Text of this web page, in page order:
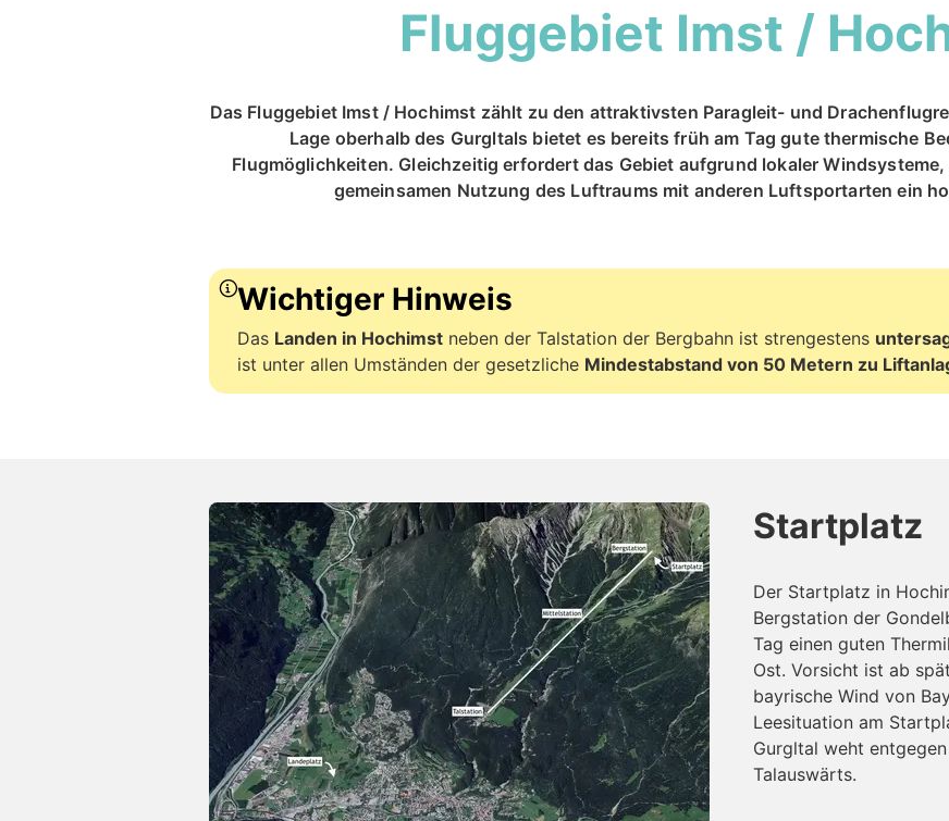
Fluggebiet Imst /
Das Fluggebiet Imst / Hochimst zählt zu den attraktivsten Paragleit- und
Lage oberhalb des Gurgltals bietet es bereits früh am Tag gute thermische
Flugmöglichkeiten. Gleichzeitig erfordert das Gebiet aufgrund lokaler
gemeinsamen Nutzung des Luftraums mit anderen Luftsportarten ein
Wichtiger Hinweis
Das Landen in Hochimst neben der Talstation der Bergbahn ist strengestens
ist unter allen Umständen der gesetzliche Mindestabstand von 50 Metern zu
Startplatz
Der Startplatz in
Bergstation der
Tag einen guten
Ost. Vorsicht ist ab
bayrische Wind von
Leesituation am
Gurgltal weht
Talauswärts.